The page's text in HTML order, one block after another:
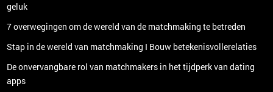
geluk
7 overwegingen om de wereld van de matchmaking te betreden
Stap in de wereld van matchmaking I Bouw betekenisvollerelaties
De onvervangbare rol van matchmakers in het tijdperk van dating
apps